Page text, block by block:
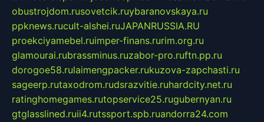
obustrojdom.rusovetcik.ruybaranovskaya.ru
ppknews.rucult-alshei.ruJAPANRUSSIA.RU
proekciyamebel.ruimper-finans.rurim.org.ru
glamourai.rubrassminus.ruzabor-pro.ruftn.pp.ru
dorogoe58.rulaimengpacker.rukuzova-zapchasti.ru
sageerp.rutaxodrom.rudsrazvitie.ruhardcity.net.ru
ratinghomegames.rutopservice25.rugubernyan.ru
gtglasslined.ruii4.rutssport.spb.ruandorra24.com